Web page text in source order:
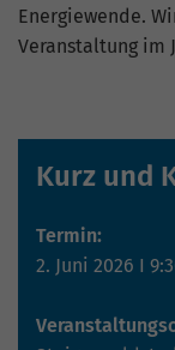
Energiewende.
Veranstaltung im
Kurz und
Termin:
2. Juni 2026 I
Laufzeit
Zweck